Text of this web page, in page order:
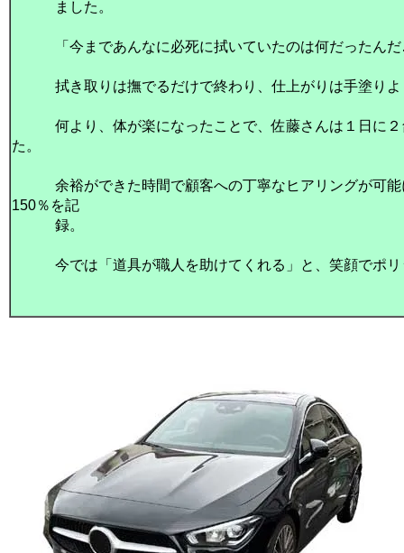
ました。
「今まであんなに必死に拭いていたのは何だったん
拭き取りは撫でるだけで終わり、仕上がりは手塗りよ
何より、体が楽になったことで、佐藤さんは１日に２
た。
余裕ができた時間で顧客への丁寧なヒアリングが可能
150％を記
録。
今では「道具が職人を助けてくれる」と、笑顔でポリ